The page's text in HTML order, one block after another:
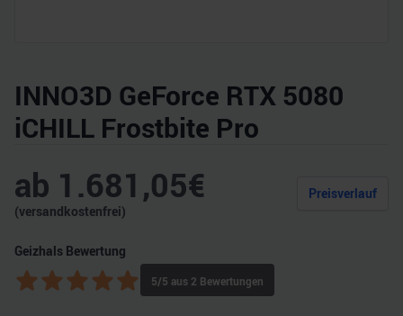
INNO3D GeForce RTX 5080
iCHILL Frostbite Pro
ab 1.681,05€
(versandkostenfrei)
Preisverlauf
Geizhals Bewertung
5/5 aus 2 Bewertungen